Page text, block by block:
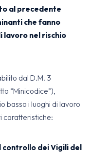
al precedente
che fanno
lavoro nel rischio
dal D.M. 3
“Minicodice”),
basso i luoghi di lavoro
caratteristiche:
controllo dei Vigili del